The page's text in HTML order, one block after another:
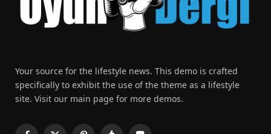
Your source for the lifestyle news. This demo is crafted
specifically to exhibit the use of the theme as a lifestyle
site. Visit our main page for more demos.